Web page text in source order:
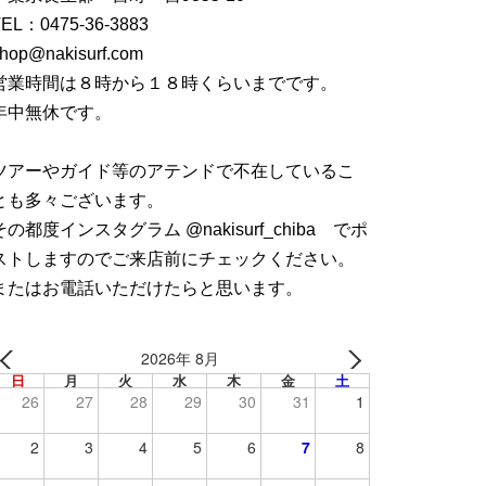
： 0475-36-3883
業時間は８時から１８時くらいまでです。
中無休です。
アーやガイド等のアテンドで不在しているこ
も多々ございます。
の都度インスタグラム @nakisurf_chiba でポ
トしますのでご来店前にチェックください。
たはお電話いただけたらと思います。
2026年 8月
日 月 火 水 木 金 土
26 27 28 29 30 31 1
2 3 4 5 6 7 8